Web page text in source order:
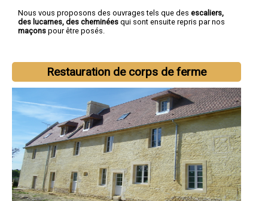
Nous vous proposons des ouvrages tels que des escaliers,
des lucarnes, des cheminées qui sont ensuite repris par nos
maçons pour être posés.
Restauration de corps de ferme